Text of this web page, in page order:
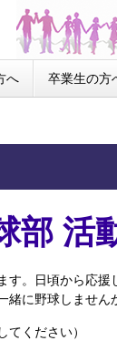
へ 卒業生の方
部 活
す。日頃から応
緒に野球しません
てください）